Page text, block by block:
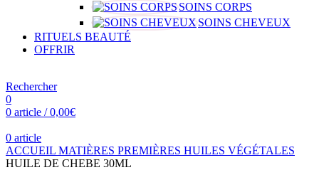
SOINS CORPS
SOINS CHEVEUX
RITUELS BEAUTÉ
OFFRIR
Rechercher
0
0 article / 0,00€
0 article
ACCUEIL MATIÈRES PREMIÈRES HUILES VÉGÉTALES
HUILE DE CHEBE 30ML